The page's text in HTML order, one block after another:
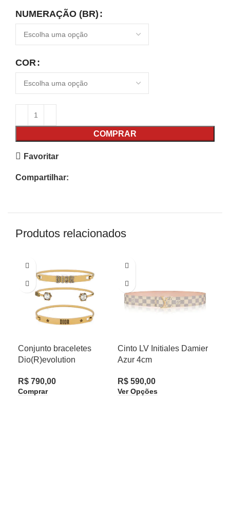
NUMERAÇÃO (BR)
COR
COMPRAR
Favoritar
Compartilhar:
Produtos relacionados
Conjunto braceletes
Dio(R)evolution
R$ 790,00
Comprar
Cinto LV Initiales Damier
Azur 4cm
R$ 590,00
Ver Opções